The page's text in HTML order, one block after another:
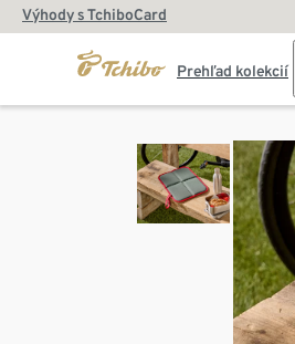
Výhody s TchiboCard
Prehľad kolekcií